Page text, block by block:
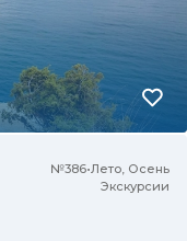
№386•Лето, Осень
Экскурсии